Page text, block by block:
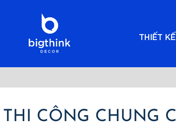
THIẾT KẾ
THI CÔNG CHUNG